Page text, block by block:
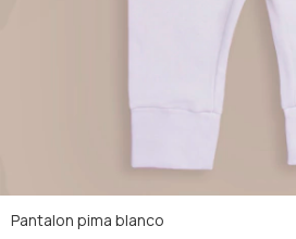
Pantalon pima blanco